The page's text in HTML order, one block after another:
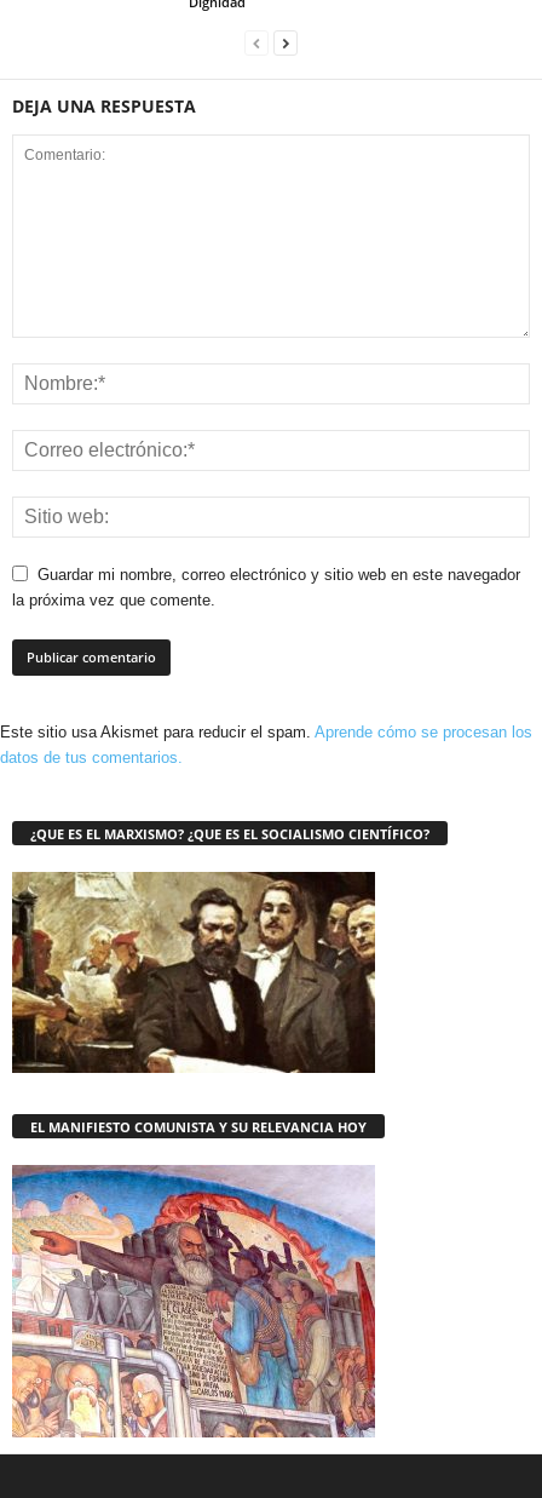
DEJA UNA RESPUESTA
Guardar mi nombre, correo electrónico y sitio web en este navegador
la próxima vez que comente.
Este sitio usa Akismet para reducir el spam. Aprende cómo se procesan los
datos de tus comentarios.
¿QUE ES EL MARXISMO? ¿QUE ES EL SOCIALISMO CIENTÍFICO?
EL MANIFIESTO COMUNISTA Y SU RELEVANCIA HOY